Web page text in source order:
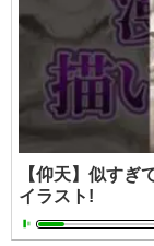
【仰天】似すぎ
イラスト!